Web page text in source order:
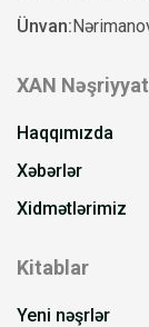
Ünvan:
XAN
Haqqımızda
Xəbərlər
Xidmətlərimiz
Kitablar
Yeni nəşrlər